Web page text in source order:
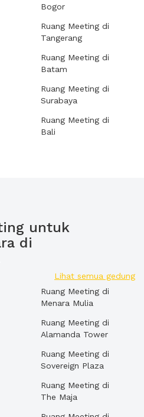
Bogor
Ruang Meeting di
Tangerang
Ruang Meeting di
Batam
Ruang Meeting di
Surabaya
Ruang Meeting di
Bali
untuk
di
Lihat semua gedung
Ruang Meeting di
Menara Mulia
Ruang Meeting di
Alamanda Tower
Ruang Meeting di
Sovereign Plaza
Ruang Meeting di
The Maja